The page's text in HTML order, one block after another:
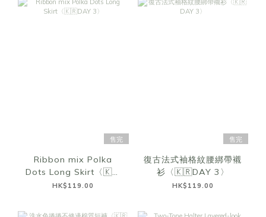
售完
Ribbon mix Polka
Dots Long Skirt〈🇰🇷
DAY 3〉
HK$119.00
售完
復古法式袖格紋腰綁帶襯
衫〈🇰🇷DAY 3〉
HK$119.00